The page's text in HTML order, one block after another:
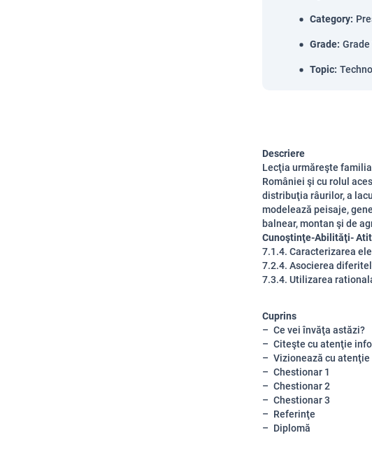
Category:
Grade: Grade
Topic:
Descriere
Lecţia urmăreşte
României şi cu rolul
distribuţia râurilor, a
modelează peisaje,
balnear, montan şi de
Cunoştinţe-Abilităţi-
7.1.4. Caracterizarea
7.2.4. Asocierea
7.3.4. Utilizarea
Cuprins
Ce vei învăţa astăzi?
Citeşte cu atenţie
Vizionează cu
Chestionar 1
Chestionar 2
Chestionar 3
Referinţe
Diplomă